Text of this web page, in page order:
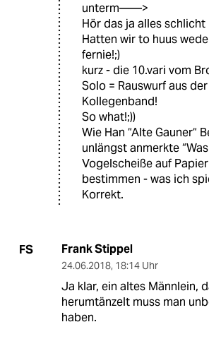
unterm——>
Hör das ja alles schlicht
Hatten wir to huus
fernie!;)
kurz - die 10.vari vom
Solo = Rauswurf aus der
Kollegenband!
So what!;))
Wie Han “Alte Gauner“
unlängst anmerkte
Vogelscheiße auf
bestimmen - was ich
Korrekt.
FS Frank Stippel
24.06.2018, 18:14 Uhr
Ja klar, ein altes Männlein,
herumtänzelt muss man
haben.